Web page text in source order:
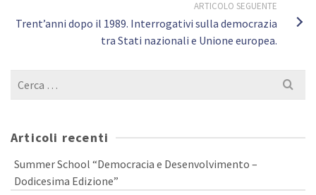
ARTICOLO SEGUENTE
Trent’anni dopo il 1989. Interrogativi sulla democrazia
tra Stati nazionali e Unione europea.
Cerca
Articoli recenti
Summer School “Democracia e Desenvolvimento –
Dodicesima Edizione”